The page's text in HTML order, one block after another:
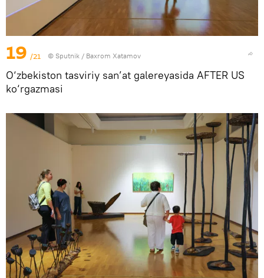
19 /21 © Sputnik / Baxrom Xatamov
O‘zbekiston tasviriy san’at galereyasida AFTER US
ko‘rgazmasi